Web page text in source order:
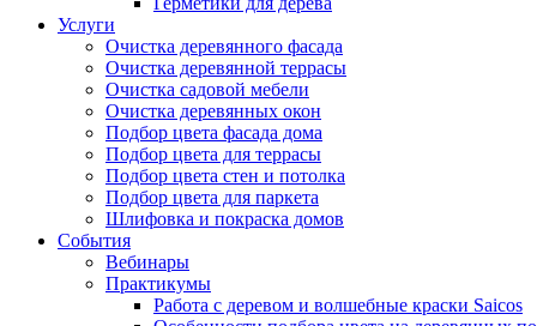
Услуги
Очистка деревянного фасада
Очистка деревянной террасы
Очистка садовой мебели
Очистка деревянных окон
Подбор цвета фасада дома
Подбор цвета для террасы
Подбор цвета стен и потолка
Подбор цвета для паркета
Шлифовка и покраска домов
События
Вебинары
Практикумы
Работа с деревом и волшебные краски Saicos